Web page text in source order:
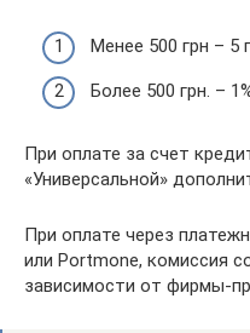
Менее 500 грн – 5
Более 500 грн. –
При оплате за счет
«Универсальной»
При оплате через
или Portmone, комиссия
зависимости от фирмы-